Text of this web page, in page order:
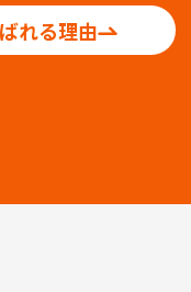
れる理由